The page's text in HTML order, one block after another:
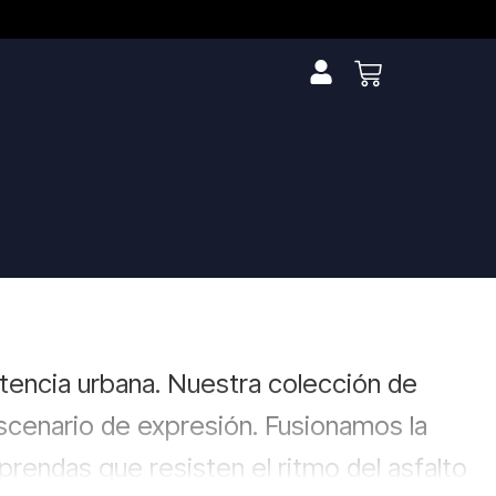
urbana. Nuestra colección de
de expresión. Fusionamos la
que resisten el ritmo del asfalto